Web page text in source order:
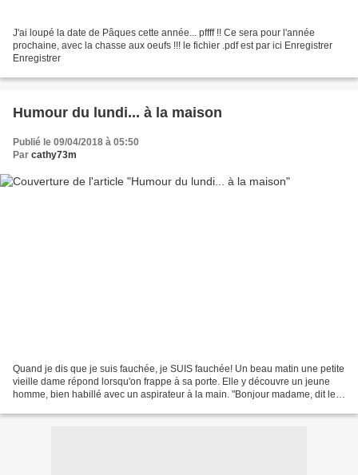
J'ai loupé la date de Pâques cette année... pffff !! Ce sera pour l'année
prochaine, avec la chasse aux oeufs !!! le fichier .pdf est par ici Enregistrer
Enregistrer
Humour du lundi... à la maison
Publié le 09/04/2018 à 05:50
Par cathy73m
Quand je dis que je suis fauchée, je SUIS fauchée! Un beau matin une petite
vieille dame répond lorsqu'on frappe à sa porte. Elle y découvre un jeune
homme, bien habillé avec un aspirateur à la main. "Bonjour madame, dit le